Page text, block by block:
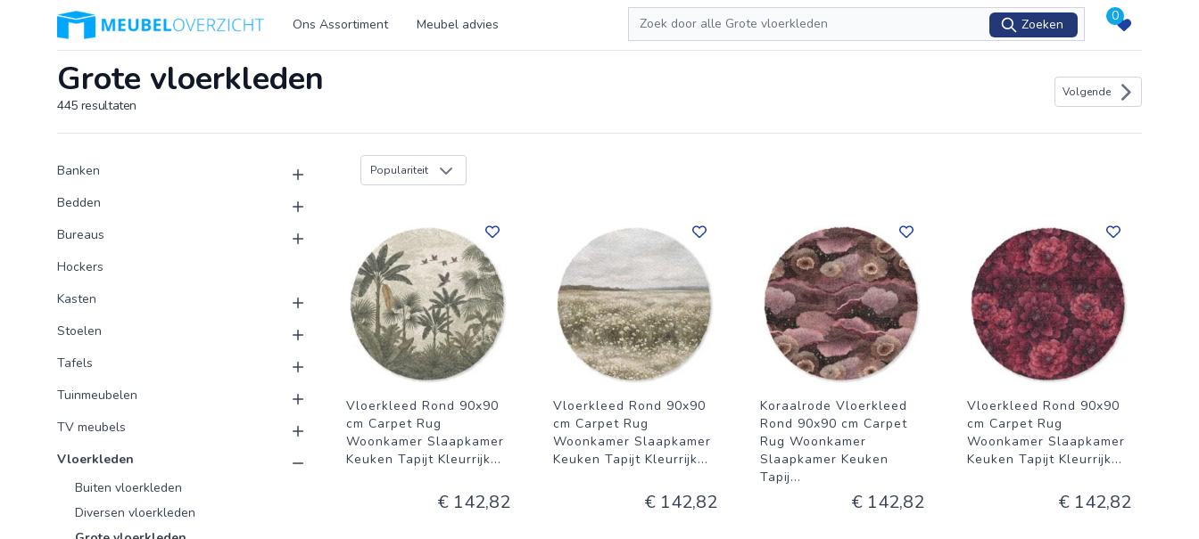
Logo Meubeloverzicht.nl Ons Assortiment Meubel advies
Zoeken
Zoeken
0
Grote vloerkleden
445 resultaten
Volgende
Producten
Product categorieën
Banken
Bedden
Bureaus
Hockers
Kasten
Stoelen
Tafels
Tuinmeubelen
TV meubels
Vloerkleden
Buiten vloerkleden
Diversen vloerkleden
Populariteit
Vloerkleed Rond 90x90
cm Carpet Rug
Woonkamer Slaapkamer
Keuken Tapijt Kleurrijk...
€ 142,82
Vloerkleed Rond 90x90
cm Carpet Rug
Woonkamer Slaapkamer
Keuken Tapijt Kleurrijk...
€ 142,82
Koraalrode Vloerkleed
Rond 90x90 cm Carpet
Rug Woonkamer
Slaapkamer Keuken
Tapij...
€ 142,82
Vloerkleed Rond 90x90
cm Carpet Rug
Woonkamer Slaapkamer
Keuken Tapijt Kleurrijk...
€ 142,82